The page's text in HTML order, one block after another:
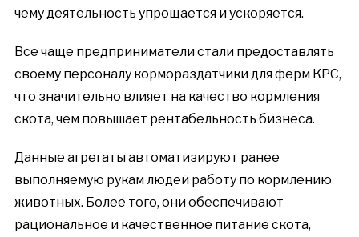
чему деятельность упрощается и ускоряется.
Все чаще предприниматели стали предоставлять
своему персоналу кормораздатчики для ферм КРС,
что значительно влияет на качество кормления
скота, чем повышает рентабельность бизнеса.
Данные агрегаты автоматизируют ранее
выполняемую рукам людей работу по кормлению
животных. Более того, они обеспечивают
рациональное и качественное питание скота,